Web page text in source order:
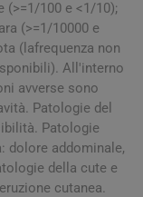
(>=1/100 e <1/10);
(>=1/10000 e
(lafrequenza non
All'interno
avverse sono
Patologie del
Patologie
dolore addominale,
della cute e
cutanea.